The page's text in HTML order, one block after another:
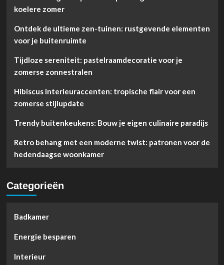
koelere zomer
Ontdek de ultieme zen-tuinen: rustgevende elementen
voor je buitenruimte
Tijdloze sereniteit: pastelraamdecoratie voor je
zomerse zonnestralen
Hibiscus interieuraccenten: tropische flair voor een
zomerse stijlupdate
Trendy buitenkeukens: Bouw je eigen culinaire paradijs
Retro behang met een moderne twist: patronen voor de
hedendaagse woonkamer
Categorieën
Badkamer
Energie besparen
Interieur